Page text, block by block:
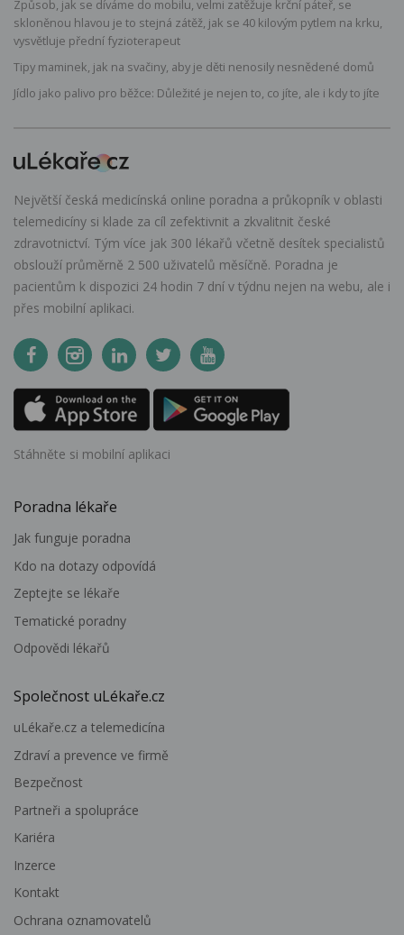
Způsob, jak se díváme do mobilu, velmi zatěžuje krční páteř, se
skloněnou hlavou je to stejná zátěž, jak se 40 kilovým pytlem na krku,
vysvětluje přední fyzioterapeut
Tipy maminek, jak na svačiny, aby je děti nenosily nesnědené domů
Jídlo jako palivo pro běžce: Důležité je nejen to, co jíte, ale i kdy to jíte
Největší česká medicínská online poradna a průkopník v oblasti
telemedicíny si klade za cíl zefektivnit a zkvalitnit české
zdravotnictví. Tým více jak 300 lékařů včetně desítek specialistů
obslouží průměrně 2 500 uživatelů měsíčně. Poradna je
pacientům k dispozici 24 hodin 7 dní v týdnu nejen na webu, ale i
přes mobilní aplikaci.
Stáhněte si mobilní aplikaci
Poradna lékaře
Jak funguje poradna
Kdo na dotazy odpovídá
Zeptejte se lékaře
Tematické poradny
Odpovědi lékařů
Společnost uLékaře.cz
uLékaře.cz a telemedicína
Zdraví a prevence ve firmě
Bezpečnost
Partneři a spolupráce
Kariéra
Inzerce
Kontakt
Ochrana oznamovatelů